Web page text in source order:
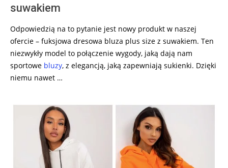
suwakiem
Odpowiedzią na to pytanie jest nowy produkt w naszej
ofercie – fuksjowa dresowa bluza plus size z suwakiem. Ten
niezwykły model to połączenie wygody, jaką dają nam
sportowe bluzy, z elegancją, jaką zapewniają sukienki. Dzięki
niemu nawet …